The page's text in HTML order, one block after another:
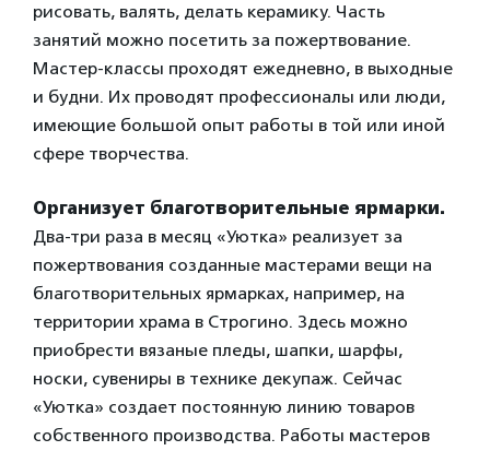
рисовать, валять, делать керамику. Часть
занятий можно посетить за пожертвование.
Мастер-классы проходят ежедневно, в выходные
и будни. Их проводят профессионалы или люди,
имеющие большой опыт работы в той или иной
сфере творчества.
Организует благотворительные ярмарки.
Два-три раза в месяц «Уютка» реализует за
пожертвования созданные мастерами вещи на
благотворительных ярмарках, например, на
территории храма в Строгино. Здесь можно
приобрести вязаные пледы, шапки, шарфы,
носки, сувениры в технике декупаж. Сейчас
«Уютка» создает постоянную линию товаров
собственного производства. Работы мастеров